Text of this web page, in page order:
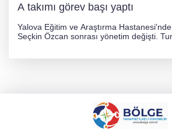
A takımı görev başı yaptı
Yalova Eğitim ve Araştırma
Seçkin Özcan sonrası yönetim değişti.